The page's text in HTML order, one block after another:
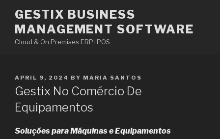
content
GESTIX BUSINESS
MANAGEMENT SOFTWARE
Cloud & On Premises ERP+POS
POSTED
ON
APRIL 9, 2024 BY MARIA SANTOS
Gestix No Comércio De
Equipamentos
Soluções para Máquinas e Equipamentos